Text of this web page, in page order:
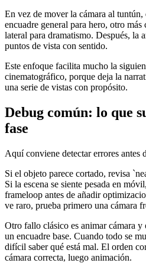
En vez de mover la cámara al tuntún,
encuadre general para hero, otro
lateral para dramatismo. Después, la
puntos de vista con sentido.
Este enfoque facilita mucho la
cinematográfico, porque deja la
una serie de vistas con propósito.
Debug común: lo que
fase
Aquí conviene detectar errores antes
Si el objeto parece cortado, revisa
Si la escena se siente pesada en
frameloop antes de añadir
ve raro, prueba primero una cámara
Otro fallo clásico es animar cámara
un encuadre base. Cuando todo se
difícil saber qué está mal. El orden
cámara correcta, luego animación.